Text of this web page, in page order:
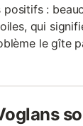
positifs :
qui
le gîte